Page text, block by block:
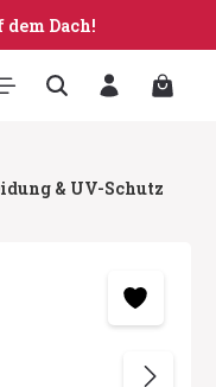
Dach!
& UV-Schutz